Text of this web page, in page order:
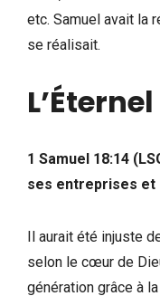
etc. Samuel avait la
se réalisait.
1 Samuel 18:14
ses entreprises et
Il aurait été injuste
selon le cœur de
génération grâce à